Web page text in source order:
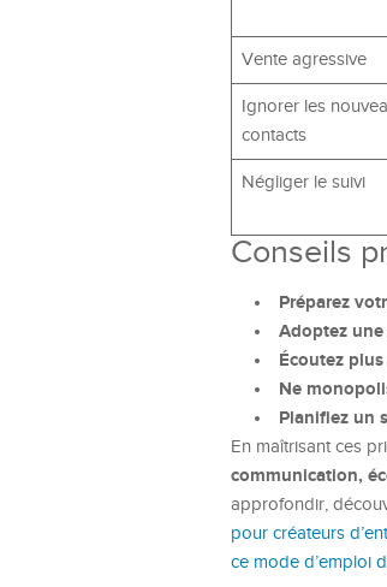
Vente agressive
Ignorer les
contacts
Négliger le suivi
Conseils
Préparez
Adoptez
Écoutez
Ne
Planifiez un
En maîtrisant ces
communication,
approfondir,
pour créateurs
ce mode d’emploi